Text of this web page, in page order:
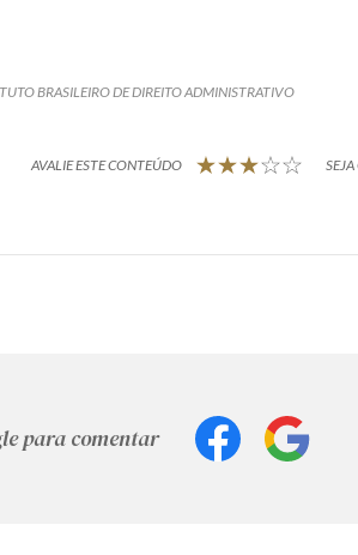
BRASILEIRO DE DIREITO ADMINISTRATIVO
AVALIE ESTE CONTEÚDO
para comentar